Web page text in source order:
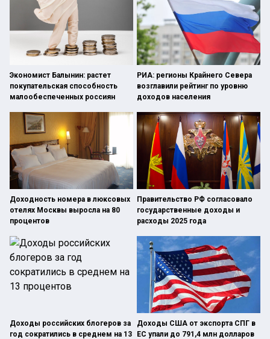
Экономист Балынин: растет
покупательская способность
малообеспеченных россиян
РИА: регионы Крайнего Севера
возглавили рейтинг по уровню
доходов населения
Доходность номера в люксовых
отелях Москвы выросла на 80
процентов
Правительство РФ согласовало
государственные доходы и
расходы 2025 года
Доходы российских блогеров за
год сократились в среднем на 13
Доходы США от экспорта СПГ в
ЕС упали до 791,4 млн долларов